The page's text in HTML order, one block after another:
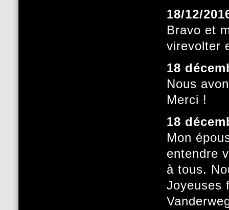
18/12/
Bravo et
virevolter
18
Nous
Merci !
18
Mon
entendre
à tous.
Joyeuses